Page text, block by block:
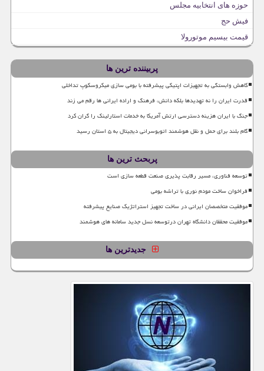
حوزه های انتخابیه مجلس
فیش حج
قیمت بیسیم موتورولا
پربیننده ترین ها
کاهش وابستگی به تجهیزات اپتیکی پیشرفته با بومی سازی میکروسکوپ تداخلی
قدرت ایران را نه تهدیدها بلکه دانش، فرهنگ و اراده ایرانی ها رقم می زند
جنگ با ایران هزینه دسترسی ارتش آمریکا به خدمات استارلینک را گران کرد
گام بلند برای حمل و نقل هوشمند اتوبوسرانی دیجیتال به ۵ استان رسید
پربحث ترین ها
توسعه فناوری، مسیر رقابت پذیری صنعت قطعه سازی است
فراخوان ساخت مودم نوری با تراشه بومی
موفقیت متخصصان ایرانی در ساخت تجهیز استراتژیک صنایع پیشرفته
موفقیت محققان دانشگاه تهران درتوسعه نسل جدید سامانه های هوشمند
جدیدترین ها